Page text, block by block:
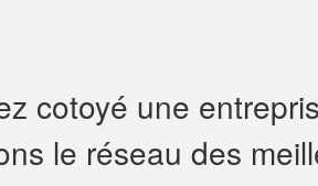
cotoyé une
le réseau des